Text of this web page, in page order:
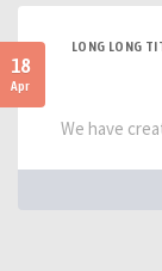
18
Apr
LONG LONG
We have